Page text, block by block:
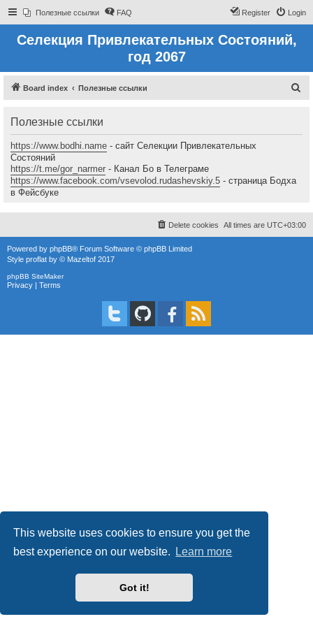
This website uses cookies to ensure you get the
best experience on our website.
Learn more
Got it!
Полезные ссылки FAQ Login
Register
Селекция Привлекательных Состояний,
год 2067
Board index Полезные ссылки
r
Полезные ссылки
https://www.bodhi.name - сайт Селекции Привлекательных
Состояний
https://t.me/gor_narmer - Канал Бо в Телеграме
https://www.facebook.com/vsevolod.rudashevskiy.5 - страница Бодха
в Фейсбуке
All times are UTC+03:00
Delete cookies
Powered by phpBB® Forum Software © phpBB Limited
Style proflat by © Mazeltof 2017
phpBB SiteMaker
Privacy | Terms